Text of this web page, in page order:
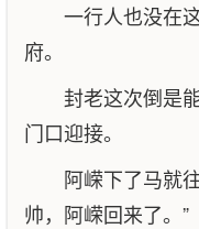
一行人也没在
府。
封老这次倒是
门口迎接。
阿嵘下了马就
帅，阿嵘回来了。”